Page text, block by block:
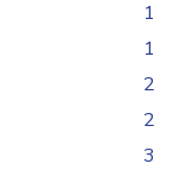
1
1
2
2
3